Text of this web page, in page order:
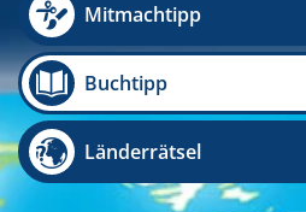
Mitmachtipp
Buchtipp
Länderrätsel